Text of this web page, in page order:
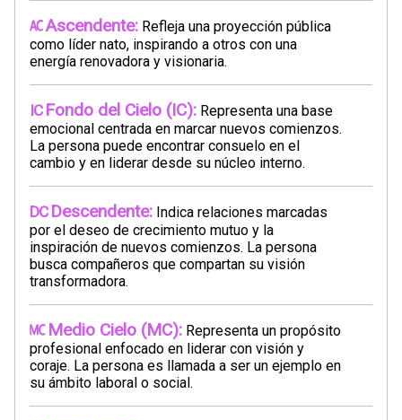
Ascendente: Refleja una proyección pública
como líder nato, inspirando a otros con una
energía renovadora y visionaria.
Fondo del Cielo (IC):Representa una base
emocional centrada en marcar nuevos comienzos.
La persona puede encontrar consuelo en el
cambio y en liderar desde su núcleo interno.
Descendente:Indica relaciones marcadas
por el deseo de crecimiento mutuo y la
inspiración de nuevos comienzos. La persona
busca compañeros que compartan su visión
transformadora.
Medio Cielo (MC): Representa un propósito
profesional enfocado en liderar con visión y
coraje. La persona es llamada a ser un ejemplo en
su ámbito laboral o social.